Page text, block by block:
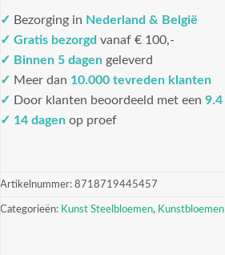
✓ Bezorging in Nederland & België
✓ Gratis bezorgd vanaf € 100,-
✓ Binnen 5 dagen geleverd
✓ Meer dan 10.000 tevreden klanten
✓ Door klanten beoordeeld met een 9.4
✓ 14 dagen op proef
Artikelnummer: 8718719445457
Categorieën: Kunst Steelbloemen, Kunstbloemen